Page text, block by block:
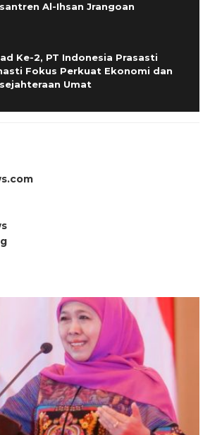
Al-Ihsan Jrangoan
Ke-2, PT Indonesia Prasasti
Fokus Perkuat Ekonomi dan
Umat